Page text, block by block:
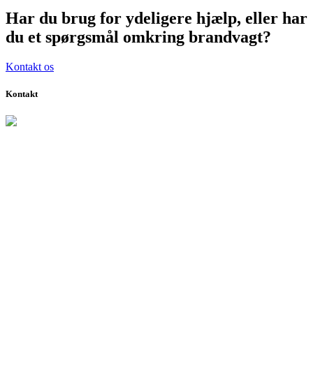
Har du brug for ydeligere hjælp, eller har
du et spørgsmål omkring brandvagt?
Kontakt os
Kontakt